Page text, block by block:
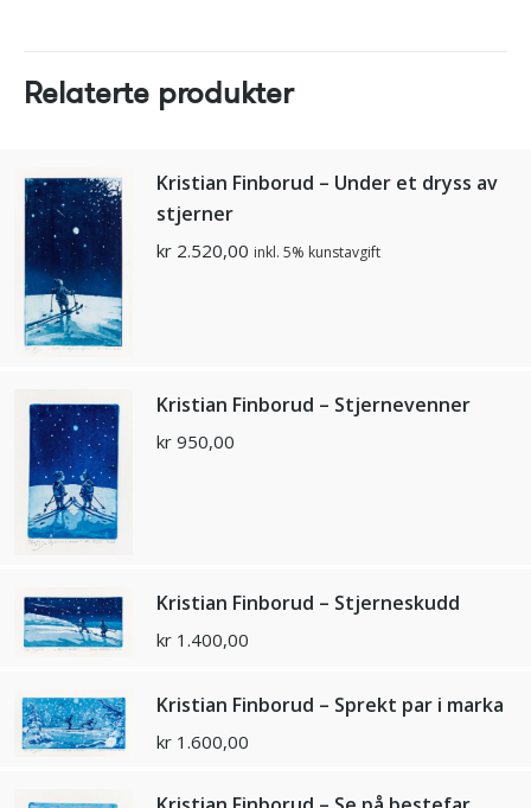
Relaterte produkter
Kristian Finborud – Under et dryss av
stjerner
kr 2.520,00 inkl. 5% kunstavgift
Kristian Finborud – Stjernevenner
kr 950,00
Kristian Finborud – Stjerneskudd
kr 1.400,00
Kristian Finborud – Sprekt par i marka
kr 1.600,00